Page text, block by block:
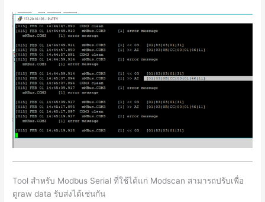
Tool สำหรับ Modbus Serial ที่ใช้ได้แก่ Modscan สามารถปรับเพื่อ
ดูraw data รับส่งได้เช่นกัน